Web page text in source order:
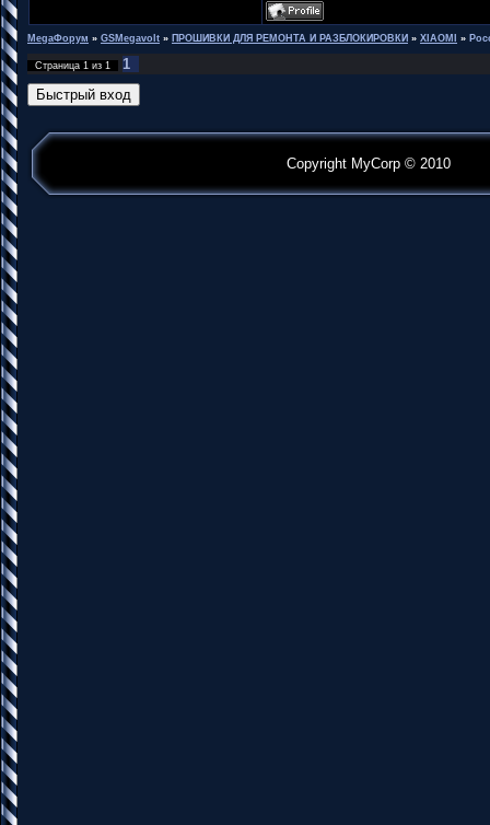
MegaФорум » GSMegavolt » ПРОШИВКИ ДЛЯ РЕМОНТА И РАЗБЛОКИРОВКИ » XIAOMI »
Страница 1 из 1 1
Copyright MyCorp © 2010